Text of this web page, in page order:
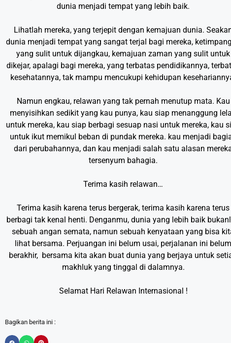
dunia menjadi tempat yang lebih baik.
Lihatlah mereka, yang terjepit dengan kemajuan dunia.
dunia menjadi tempat yang sangat terjal bagi mereka,
yang sulit untuk dijangkau, kemajuan zaman yang sulit untuk
dikejar, apalagi bagi mereka, yang terbatas pendidikannya,
kesehatannya, tak mampu mencukupi kehidupan
Namun engkau, relawan yang tak pernah menutup mata. Kau
menyisihkan sedikit yang kau punya, kau siap menanggung
untuk mereka, kau siap berbagi sesuap nasi untuk mereka, kau
untuk ikut memikul beban di pundak mereka. kau menjadi
dari perubahannya, dan kau menjadi salah satu alasan
tersenyum bahagia.
Terima kasih relawan…
Terima kasih karena terus bergerak, terima kasih karena terus
berbagi tak kenal henti. Denganmu, dunia yang lebih baik
sebuah angan semata, namun sebuah kenyataan yang bisa
lihat bersama. Perjuangan ini belum usai, perjalanan ini belum
berakhir, bersama kita akan buat dunia yang berjaya untuk
makhluk yang tinggal di dalamnya.
Selamat Hari Relawan Internasional !
Bagikan berita ini :